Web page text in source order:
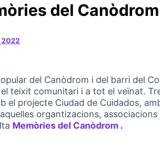
del Canòdrom
2022
del Canòdrom i del barri del
teixit comunitari i a tot el veïnat.
el projecte Ciudad de Cuidados,
organtizacions, associacions
Memòries del Canòdrom .